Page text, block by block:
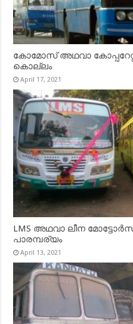
കോമോസ് അഥവാ
കൊല്ലം
April 17, 2021
LMS അഥവാ ലീന
പാരമ്പര്യം
April 13, 2021